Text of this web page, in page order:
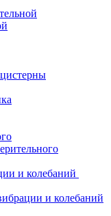
и колебаний
и колебаний